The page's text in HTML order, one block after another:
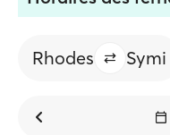
Rhodes Symi